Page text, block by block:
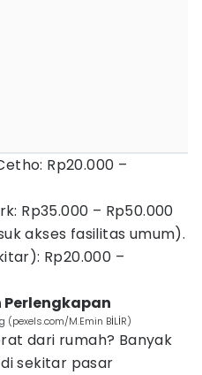
Rp20.000 –
Rp35.000 – Rp50.000
akses fasilitas umum).
Rp20.000 –
Perlengkapan
M.Emin BİLİR)
dari rumah? Banyak
sekitar pasar